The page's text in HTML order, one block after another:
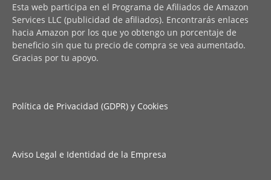
Esta web participa en el Programa de Afiliados de Amazon
Services LLC (publicidad de afiliados). Encontrarás enlaces
hacia Amazon por los que yo obtengo un porcentaje de
beneficio sin que tu precio de compra se vea aumentado.
Gracias por tu apoyo.
Política de Privacidad (GDPR) y Cookies
Aviso Legal e Identidad de la Empresa